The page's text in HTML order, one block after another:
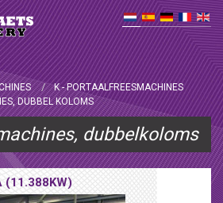
K - PORTAALFREESMACHINES
DUBBEL KOLOMS
dubbelkoloms
(11.388KW)